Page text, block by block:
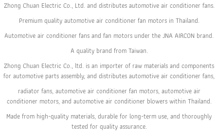
Zhong Chuan Electric Co., Ltd. and distributes automotive air conditioner fans.
Premium quality automotive air conditioner fan motors in Thailand.
Automotive air conditioner fans and fan motors under the JNA AIRCON brand.
A quality brand from Taiwan.
Zhong Chuan Electric Co., ltd. is an importer of raw materials and components
for automotive parts assembly, and distributes automotive air conditioner fans,
radiator fans, automotive air conditioner fan motors, automotive air
conditioner motors, and automotive air conditioner blowers within Thailand.
Made from high-quality materials, durable for long-term use, and thoroughly
tested for quality assurance.